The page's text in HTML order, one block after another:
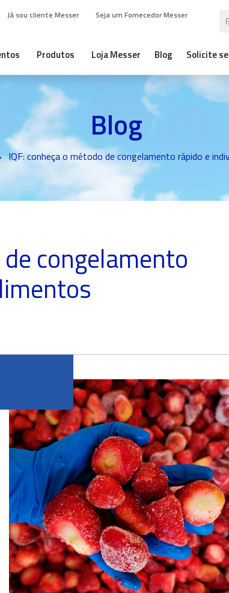
Já sou cliente Messer
Seja um Fornecedor Messer
Produtos Loja Messer Blog Solicite
Blog
IQF: conheça o método de congelamento rápido e
congelamento